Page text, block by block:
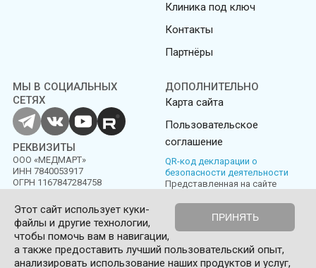
Клиника под ключ
Контакты
Партнёры
ДОПОЛНИТЕЛЬНО
Карта сайта
Пользовательское
соглашение
QR-код декларации о
безопасности деятельности
Представленная на сайте
публичной офертой
МЫ В СОЦИАЛЬНЫХ
СЕТЯХ
РЕКВИЗИТЫ
ООО «МЕДМАРТ»
ИНН 7840053917
ОГРН 1167847284758
© Medmart 2016-2026
Политика конфиденциальности Пользовательское соглашение
ПРИНЯТЬ
Этот сайт использует куки-
файлы и другие технологии,
чтобы помочь вам в навигации,
а также предоставить лучший пользовательский опыт,
анализировать использование наших продуктов и услуг,